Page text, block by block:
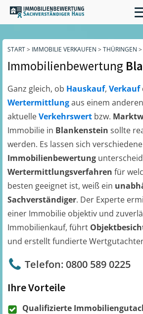
START> IMMOBILIE VERKAUFEN > THÜRINGEN >
Immobilienbewertung
Ganz gleich, ob Hauskauf, Verkauf
Wertermittlungaus einem
aktuelleVerkehrswert bzw.
Immobilie in Blankenstein sollte
werden. Es lassen sich verschiedene
Immobilienbewertung
Wertermittlungsverfahren für
besten geeignet ist, weiß ein
Sachverständiger. Der Experte
einer Immobilie objektiv und
Immobilienkauf, führt
und erstellt fundierte
Telefon: 0800 589 0225
Ihre Vorteile
Qualifizierte